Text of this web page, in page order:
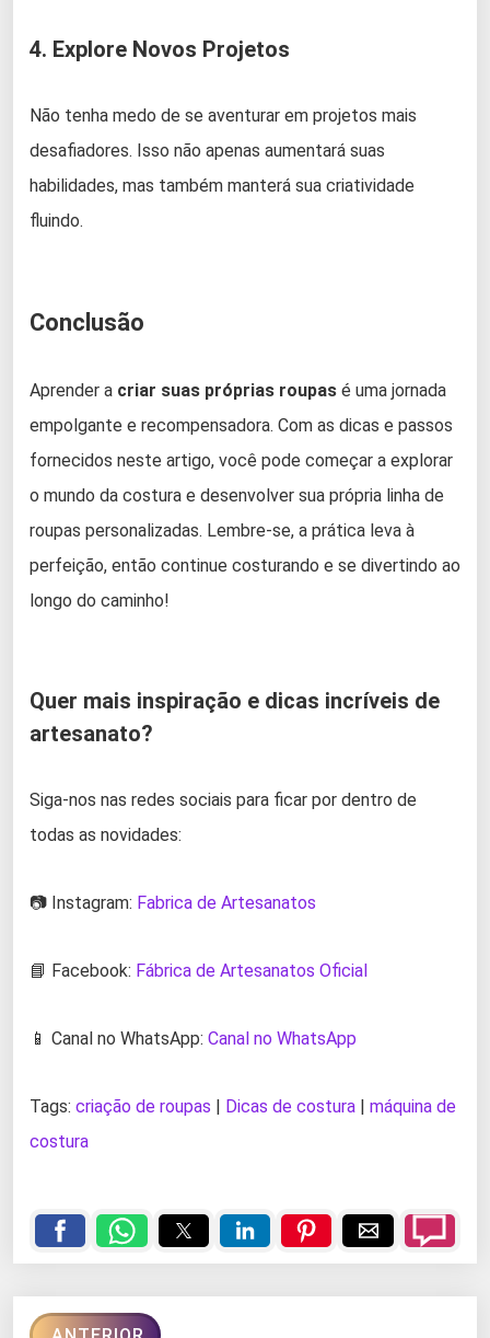
4. Explore Novos Projetos
Não tenha medo de se aventurar em projetos mais
desafiadores. Isso não apenas aumentará suas
habilidades, mas também manterá sua criatividade
fluindo.
Conclusão
Aprender a criar suas próprias roupas é uma jornada
empolgante e recompensadora. Com as dicas e passos
fornecidos neste artigo, você pode começar a explorar
o mundo da costura e desenvolver sua própria linha de
roupas personalizadas. Lembre-se, a prática leva à
perfeição, então continue costurando e se divertindo ao
longo do caminho!
Quer mais inspiração e dicas incríveis de
artesanato?
Siga-nos nas redes sociais para ficar por dentro de
todas as novidades:
📷 Instagram: Fabrica de Artesanatos
📘 Facebook: Fábrica de Artesanatos Oficial
📱 Canal no WhatsApp: Canal no WhatsApp
Tags: criação de roupas Dicas de costura
máquina de
costura